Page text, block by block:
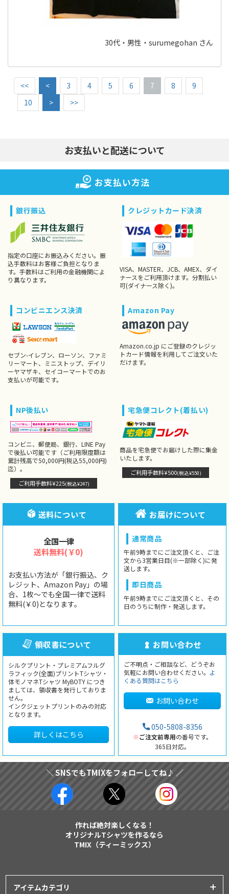
30代・男性・surumegohan さん
<< < 3 4 5 6 7 8
9
10
> >>
お支払いと配送について
お支払い方法
銀行振込
指定の口座にお振込みください。振
込手数料はお客様ご負担となりま
す。手数料はご利用の金融機関によ
り異なります。
クレジットカード決済
VISA、MASTER、JCB、AMEX、ダイ
ナースをご利用頂けます。分割払い
可(ダイナース除く)。
コンビニエンス決済
セブン-イレブン、ローソン、ファミ
リーマート、ミニストップ、デイリ
ーヤマザキ、セイコーマートでのお
支払いが可能です。
Amazon Pay
Amazon.co.jp にご登録のクレジッ
トカード情報を利用してご注文いた
だけます。
NP後払い
コンビニ、郵便局、銀行、LINE Pay
で後払い可能です（ご利用限度額は
累計残高で50,000円(税込55,000円)
迄）。
ご利用手数料¥225(税込¥247)
宅急便コレクト(着払い)
商品を宅急便でお届けした際に集金
いたします。
ご利用手数料¥500(税込¥550)
送料について
全国一律
送料無料(￥0)
お支払い方法が「銀行振込、ク
レジット、Amazon Pay」の場
合、1枚〜でも全国一律で送料
無料(￥0)となります。
お届けについて
通常商品
午前9時までにご注文頂くと、ご注
文から3営業日目(※一部除く)に発
送します。
即日商品
午前9時までにご注文頂くと、その
日のうちに制作・発送します。
領収書について
シルクプリント・プレミアムフルグ
ラフィック(全面)プリントTシャツ・
体モノマネTシャツ MyBOTY につき
ましては、領収書を発行しておりま
せん。
インクジェットプリントのみの対応
となります。
詳しくはこちら
お問い合わせ
ご不明点・ご相談など、どうぞお
気軽にお問い合わせください。 よ
くある質問はこちら
お問い合わせ
050-5808-8356
※ご注文前専用の番号です。
365日対応。
＼ SNSでもTMIXをフォローしてね♪ ／
作れば絶対楽しくなる！
オリジナルTシャツを作るなら
TMIX（ティーミックス）
アイテムカテゴリ